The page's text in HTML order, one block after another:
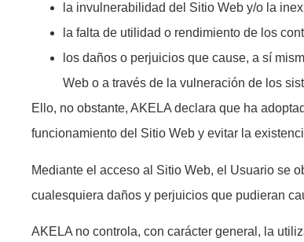
la invulnerabilidad del Sitio Web y/o la
la falta de utilidad o rendimiento de los
los daños o perjuicios que cause, a sí
Web o a través de la vulneración de los
Ello, no obstante, AKELA declara que ha
funcionamiento del Sitio Web y evitar la
Mediante el acceso al Sitio Web, el Usuario se
cualesquiera daños y perjuicios que pudieran
AKELA no controla, con carácter general, la